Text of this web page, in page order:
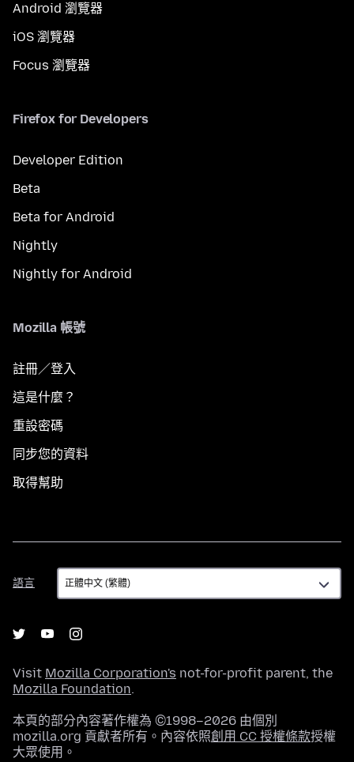
Android 瀏覽器
iOS 瀏覽器
Focus 瀏覽器
Firefox for Developers
Developer Edition
Beta
Beta for Android
Nightly
Nightly for Android
Mozilla 帳號
註冊／登入
這是什麼？
重設密碼
同步您的資料
取得幫助
語言
語
言
Visit Mozilla Corporation's not-for-profit parent, the
Mozilla Foundation.
本頁的部分內容著作權為 ©1998–2026 由個別
mozilla.org 貢獻者所有。內容依照創用 CC 授權條款授權
大眾使用。